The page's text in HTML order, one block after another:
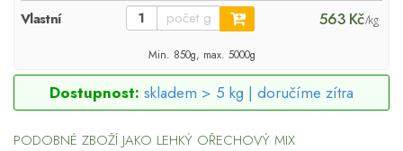
Vlastní 563 Kč/kg
Min. 850g, max. 5000g
Dostupnost: skladem > 5 kg | doručíme zítra
PODOBNÉ ZBOŽÍ JAKO LEHKÝ OŘECHOVÝ MIX